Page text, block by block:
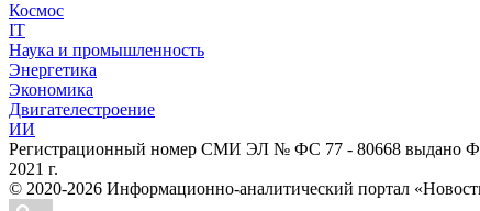
Космос
IT
Наука и промышленность
Энергетика
Экономика
Двигателестроение
ИИ
Регистрационный номер СМИ ЭЛ № ФС 77 - 80668 выдано
2021 г.
© 2020-2026 Информационно-аналитический портал